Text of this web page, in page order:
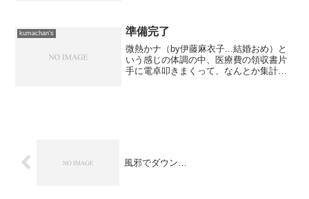
気が残る程度の状態だ...
kumachan's 準備完了
微熱かナ（by伊藤麻衣子...結婚おめ）と
いう感じの体調の中、医療費の領収書片
手に電卓叩きまくって、なんとか集計完
風邪でダウン…